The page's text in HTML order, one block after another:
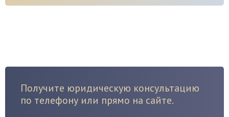
Получите юридическую консультацию
по телефону или прямо на сайте.